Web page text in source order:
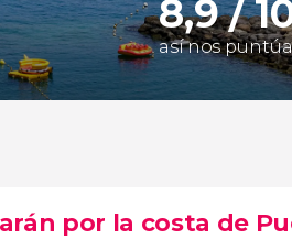
8,9 /
así nos
por la costa de